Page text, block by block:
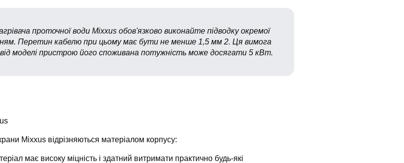
проточної води Mixxus обов'язково виконайте підводку окремої
Перетин кабелю при цьому має бути не менше 1,5 мм 2. Ця вимога
моделі пристрою його споживана потужність може досягати 5 кВт.
Mixxus відрізняються матеріалом корпусу:
має високу міцність і здатний витримати практично будь-які